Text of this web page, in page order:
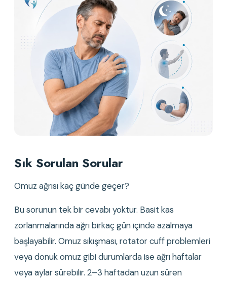
Sık Sorulan Sorular
Omuz ağrısı kaç günde geçer?
Bu sorunun tek bir cevabı yoktur. Basit kas
zorlanmalarında ağrı birkaç gün içinde azalmaya
başlayabilir. Omuz sıkışması, rotator cuff problemleri
veya donuk omuz gibi durumlarda ise ağrı haftalar
veya aylar sürebilir. 2–3 haftadan uzun süren